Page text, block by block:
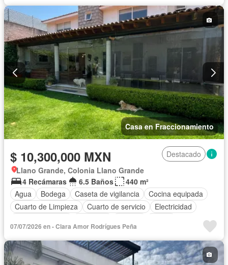
Internet
Despacho
Recámara con closet
Sala polivalente
Seguridad
Televisión por cable
Terraza
Wifi Zonas verdes Sin amueblar
Casa en Fraccionamiento
$ 10,300,000 MXN
Destacado
Llano Grande, Colonia Llano Grande
4 Recámaras
6.5 Baños
440 m²
Agua
Bodega Caseta de vigilancia
Cocina equipada
Cuarto de Limpieza
Cuarto de servicio
Electricidad
Recámara con closet
Sala polivalente
Zonas verdes
Sin amueblar
07/07/2026 en - Clara Amor Rodrígues Peña